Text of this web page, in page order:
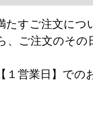
すご注文につ
、ご注文のそ
１営業日】での